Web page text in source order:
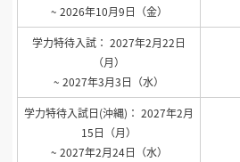
~ 2026年10月9日（金）
学力特待入試： 2027年2月22日
（月）
~ 2027年3月3日（水）
学力特待入試日(沖縄)： 2027年2月
15日（月）
~ 2027年2月24日（水）